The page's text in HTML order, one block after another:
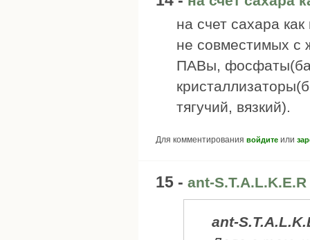
на счет сахара
не совместимых с
ПАВы,
тягучий, вязкий).
Для комментирования войдите или
15 - ant-
ant-